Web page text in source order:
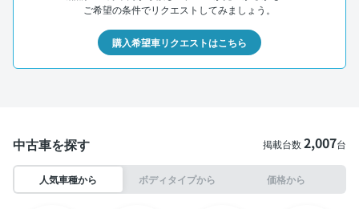
ご希望の条件でリクエストしてみましょう。
購入希望車リクエストはこちら
中古車を探す 掲載台数2,007台
人気車種から ボディタイプから 価格から